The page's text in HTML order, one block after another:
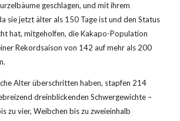
geschlagen, und mit ihrem
sie jetzt älter als 150 Tage ist und den Status
hat, mitgeholfen, die Kakapo-Population
Rekordsaison von 142 auf mehr als 200
Alter überschritten haben, stapfen 214
dreinblickenden Schwergewichte –
zu vier, Weibchen bis zu zweieinhalb